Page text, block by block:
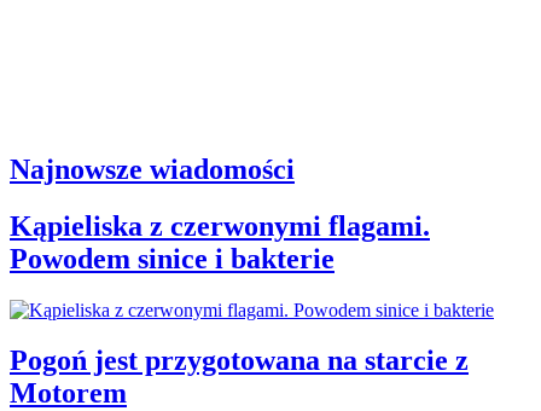
Najnowsze wiadomości
Kąpieliska z czerwonymi flagami.
Powodem sinice i bakterie
Pogoń jest przygotowana na starcie z
Motorem